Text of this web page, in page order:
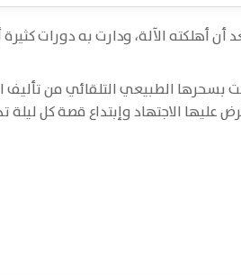
أهلكته الآلة، ودارت به دورات
الطبيعي التلقائي من
عليها الاجتهاد وإبتداع قصة كل